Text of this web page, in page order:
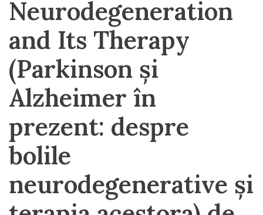
Neurodegeneration
and Its Therapy
(Parkinson și
Alzheimer în
prezent: despre
bolile
neurodegenerative și